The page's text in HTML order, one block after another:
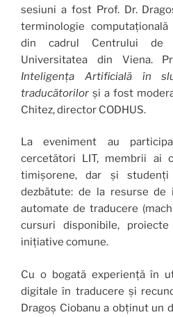
sesiuni a fost Prof. Dr.
terminologie
din cadrul Centrului de
Universitatea din Viena.
Inteligența Artificială în
traducătorilor și a fost
Chitez, director CODHUS.
La eveniment au
cercetători LIT, membrii ai
timișorene, dar și
dezbătute: de la resurse de
automate de traducere
cursuri disponibile,
inițiative comune.
Cu o bogată experiență în
digitale în traducere și
Dragoș Ciobanu a obținut un